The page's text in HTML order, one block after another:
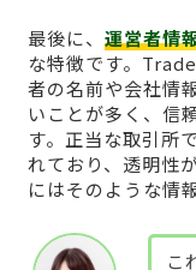
最後に、 運営者情
な特徴です。
者の名前や会社情
いことが多く、信
す。正当な取引所
れており、透明性
にはそのような情
こ